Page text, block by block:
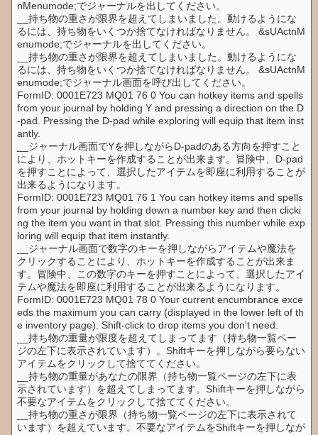
nMenumode;でジャーナルを出してください。
__持ち物の重さが限界を超えてしまいました。動けるようにな
るには、持ち物をいくつか捨てなければなりません。 &sUActnM
enumode;でジャーナルを出してください。
__持ち物の重さが限界を超えてしまいました。動けるようにな
るには、持ち物をいくつか捨てなければなりません。 &sUActnM
enumode;でジャーナル画面を呼び出してください。
FormID: 0001E723 MQ01 76 0 You can hotkey items and spells
from your journal by holding Y and pressing a direction on the D
-pad. Pressing the D-pad while exploring will equip that item inst
antly.
__ジャーナル画面でYを押しながらD-padのある方向を押すこと
により、ホットキーを作成することが出来ます。冒険中、D-pad
を押すことによって、選択したアイテムを即座に利用することが
出来るようになります。
FormID: 0001E723 MQ01 76 1 You can hotkey items and spells
from your journal by holding down a number key and then clicki
ng the item you want in that slot. Pressing this number while exp
loring will equip that item instantly.
__ジャーナル画面で数字のキーを押しながらアイテムや魔法を
クリックすることにより、ホットキーを作成することが出来ま
す。冒険中、この数字のキーを押すことによって、選択したアイ
テムや魔法を即座に利用することが出来るようになります。
FormID: 0001E723 MQ01 78 0 Your current encumbrance exce
eds the maximum you can carry (displayed in the lower left of th
e inventory page). Shift-click to drop items you don't need.
__持ち物の重量が限度を超えてしまってます（持ち物一覧ペー
ジの左下に表示されています）。Shiftキーを押しながら要らない
アイテムをクリックして捨ててください。
__持ち物の重量があなたの限界（持ち物一覧ページの左下に表
示されています）を超えてしまってます。Shiftキーを押しながら
不要なアイテムをクリックして捨ててください。
__持ち物の重さが限界（持ち物一覧ページの左下に表示されて
います）を超えています。不要なアイテムをShiftキーを押しなが